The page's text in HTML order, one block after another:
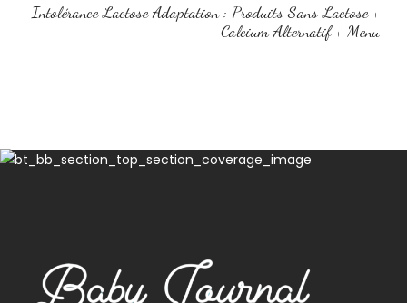
Intolérance Lactose Adaptation : Produits Sans Lactose +
Calcium Alternatif + Menu